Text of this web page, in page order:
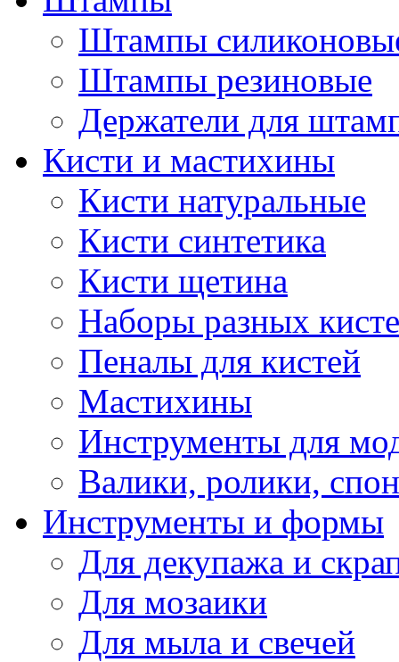
Штампы
Штампы резиновые
Держатели для
Кисти и мастихины
Кисти натуральные
Кисти синтетика
Кисти щетина
Наборы разных
Пеналы для кистей
Мастихины
Инструменты для
Валики, ролики,
Инструменты и формы
Для декупажа и
Для мозаики
Для мыла и свечей